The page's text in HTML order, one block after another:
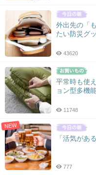
外出先の「
たい防災グ
43620
平常時も使
ョン型多機
11748
NEW
「活気があ
777